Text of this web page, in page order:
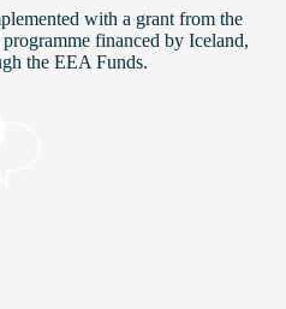
with a grant from the
financed by Iceland,
the EEA Funds.